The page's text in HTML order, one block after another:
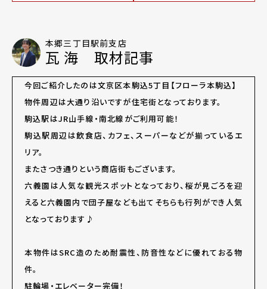
本郷三丁目駅前支店
瓦 海 取材記事
今回ご紹介したのは文京区本駒込5丁目【フローラ本駒込】
物件周辺は大通り沿いですが住宅街となっております。
駒込駅はJR山手線・南北線がご利用可能！
駒込駅周辺は飲食店、カフェ、スーパーなどが揃っているエ
リア。
またさつき通りという商店街もございます。
六義園は人気な観光スポットとなっており、桜が見ごろを迎
えると六義園内で団子屋なども出てそちらも行列ができ人気
となっております♪
本物件はSRC造のため耐震性、防音性などに優れておる物
件。
駐輪場・エレベーター完備！